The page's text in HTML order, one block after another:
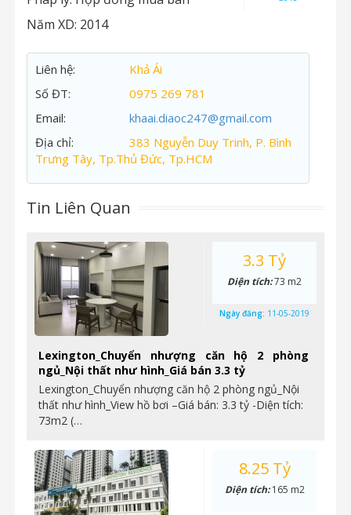
Năm XD: 2014
Liên hệ:
Khả Ái
Số ĐT:
0975 269 781
Email:
khaai.diaoc247@gmail.com
Địa chỉ:
383 Nguyễn Duy Trinh, P. Bình
Trưng Tây, Tp.Thủ Đức, Tp.HCM
Tin Liên Quan
Lexington_Chuyển nhượng căn hộ 2 phòng
ngủ_Nội thất như hình_Giá bán 3.3 tỷ
Lexington_Chuyển nhượng căn hộ 2 phòng ngủ_Nội
thất như hình_View hồ bơi –Giá bán: 3.3 tỷ -Diện tích:
73m2 (…
3.3 Tỷ
Diện tích:73 m2
Ngày đăng: 11-05-2019
8.25 Tỷ
Diện tích:165 m2